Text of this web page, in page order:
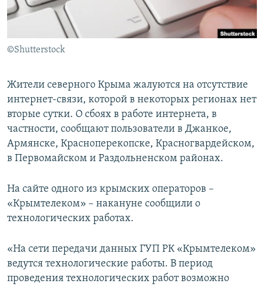
ПОБЕДИТЕЛЕЙ НЕ СУДЯТ?
КРЫМ.НЕПОКОРЕННЫЙ
ELIFBE
ПРИСОЕДИНЯЙТЕСЬ!
Все сайты RFE/RL
©Shutterstock
Жители северного Крыма жалуются на отсутствие
интернет-связи, которой в некоторых регионах нет
вторые сутки. О сбоях в работе интернета, в
частности, сообщают пользователи в Джанкое,
Армянске, Красноперекопске, Красногвардейском,
в Первомайском и Раздольненском районах.
На сайте одного из крымских операторов –
«Крымтелеком» – накануне сообщили о
технологических работах.
«На сети передачи данных ГУП РК «Крымтелеком»
ведутся технологические работы. В период
проведения технологических работ возможно